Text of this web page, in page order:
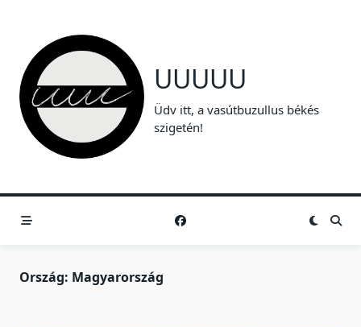
content
UUUUU
Üdv itt, a vasútbuzullus békés
szigetén!
Ország: Magyarország